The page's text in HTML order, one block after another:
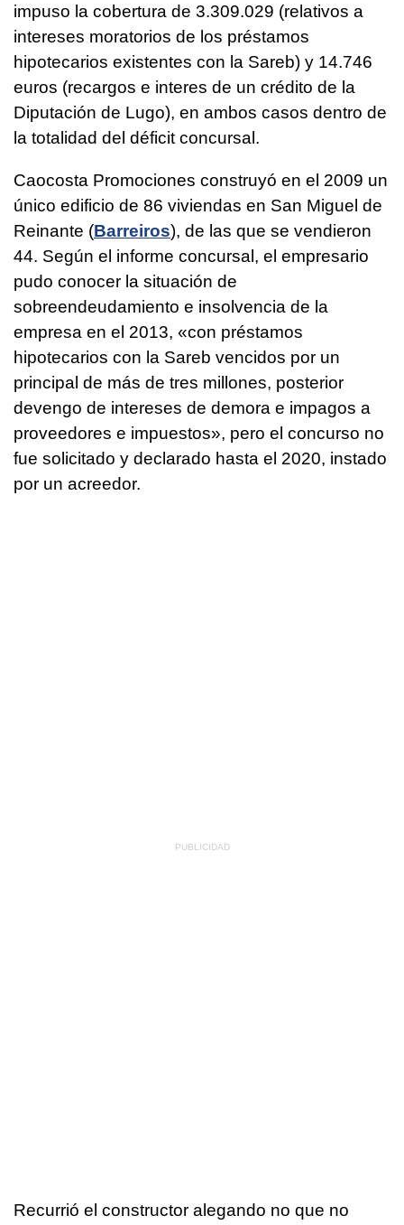
impuso la cobertura de 3.309.029 (relativos a
intereses moratorios de los préstamos
hipotecarios existentes con la Sareb) y 14.746
euros (recargos e interes de un crédito de la
Diputación de Lugo), en ambos casos dentro de
la totalidad del déficit concursal.
Caocosta Promociones construyó en el 2009 un
único edificio de 86 viviendas en San Miguel de
Reinante (Barreiros), de las que se vendieron
44. Según el informe concursal, el empresario
pudo conocer la situación de
sobreendeudamiento e insolvencia de la
empresa en el 2013, «con préstamos
hipotecarios con la Sareb vencidos por un
principal de más de tres millones, posterior
devengo de intereses de demora e impagos a
proveedores e impuestos», pero el concurso no
fue solicitado y declarado hasta el 2020, instado
por un acreedor.
Recurrió el constructor alegando no que no